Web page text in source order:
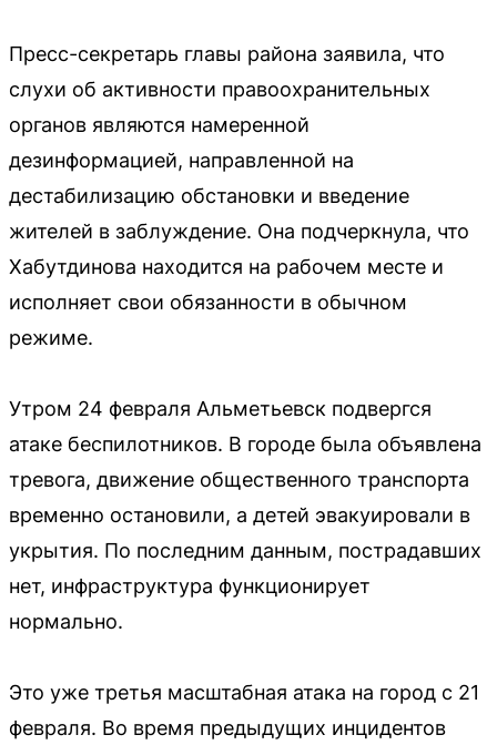
Пресс-секретарь главы района заявила, что
слухи об активности правоохранительных
органов являются намеренной
дезинформацией, направленной на
дестабилизацию обстановки и введение
жителей в заблуждение. Она подчеркнула, что
Хабутдинова находится на рабочем месте и
исполняет свои обязанности в обычном
режиме.
Утром 24 февраля Альметьевск подвергся
атаке беспилотников. В городе была объявлена
тревога, движение общественного транспорта
временно остановили, а детей эвакуировали в
укрытия. По последним данным, пострадавших
нет, инфраструктура функционирует
нормально.
Это уже третья масштабная атака на город с 21
февраля. Во время предыдущих инцидентов